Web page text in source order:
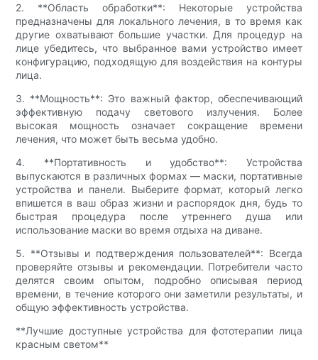
2. **Область обработки**: Некоторые устройства
предназначены для локального лечения, в то время как
другие охватывают большие участки. Для процедур на
лице убедитесь, что выбранное вами устройство имеет
конфигурацию, подходящую для воздействия на контуры
лица.
3. **Мощность**: Это важный фактор, обеспечивающий
эффективную подачу светового излучения. Более
высокая мощность означает сокращение времени
лечения, что может быть весьма удобно.
4. **Портативность и удобство**: Устройства
выпускаются в различных формах — маски, портативные
устройства и панели. Выберите формат, который легко
впишется в ваш образ жизни и распорядок дня, будь то
быстрая процедура после утреннего душа или
использование маски во время отдыха на диване.
5. **Отзывы и подтверждения пользователей**: Всегда
проверяйте отзывы и рекомендации. Потребители часто
делятся своим опытом, подробно описывая период
времени, в течение которого они заметили результаты, и
общую эффективность устройства.
**Лучшие доступные устройства для фототерапии лица
красным светом**